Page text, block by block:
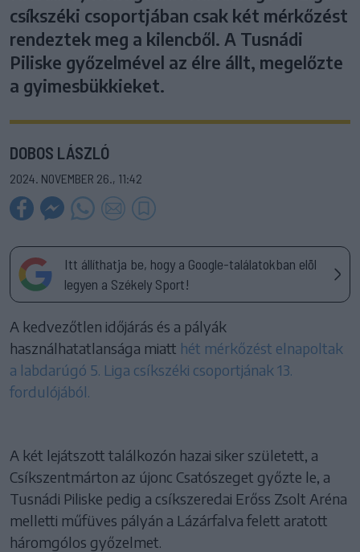
csíkszéki csoportjában csak két mérkőzést
rendeztek meg a kilencből. A Tusnádi
Piliske győzelmével az élre állt, megelőzte
a gyimesbükkieket.
DOBOS LÁSZLÓ
2024. NOVEMBER 26., 11:42
Itt állíthatja be, hogy a Google-találatokban elöl
legyen a Székely Sport!
A kedvezőtlen időjárás és a pályák
használhatatlansága miatt hét mérkőzést elnapoltak
a labdarúgó 5. Liga csíkszéki csoportjának 13.
fordulójából.
A két lejátszott találkozón hazai siker született, a
Csíkszentmárton az újonc Csatószeget győzte le, a
Tusnádi Piliske pedig a csíkszeredai Erőss Zsolt Aréna
melletti műfüves pályán a Lázárfalva felett aratott
háromgólos győzelmet.